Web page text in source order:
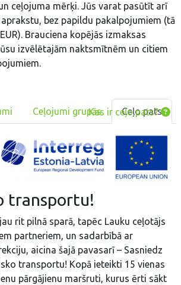
ceļojuma mērķi. Jūs varat pasūtīt arī
bez papildu pakalpojumiem (tā
Brauciena kopējās izmaksas
izvēlētajām naktsmītnēm un citiem
Ceļojumi grupās Ceļo pats
Kas ir ceļo pats?
transportu!
rit pilnā sparā, tapēc Lauku ceļotājs
partneriem, un sadarbībā ar
aicina šajā pavasarī – Sasniedz
transportu! Kopā ieteikti 15 vienas
pārgājienu maršruti, kurus ērti sākt